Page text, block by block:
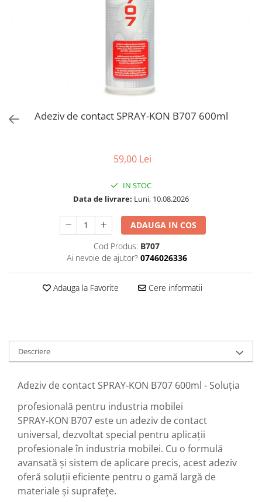
Plinte, antistropi & accesorii
Adeziv de contact SPRAY-KON B707 600ml
59,00 Lei
IN STOC
Data de livrare: Luni, 10.08.2026
ADAUGA IN COS
Cod Produs: B707
Ai nevoie de ajutor? 0746026336
Adauga la Favorite Cere informatii
Descriere
Adeziv de contact SPRAY-KON B707 600ml - Soluția
profesională pentru industria mobilei
SPRAY-KON B707 este un adeziv de contact
universal, dezvoltat special pentru aplicații
profesionale în industria mobilei. Cu o formulă
avansată și sistem de aplicare precis, acest adeziv
oferă soluții eficiente pentru o gamă largă de
materiale și suprafețe.